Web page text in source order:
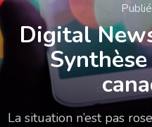
Digital
La situation n’est pas